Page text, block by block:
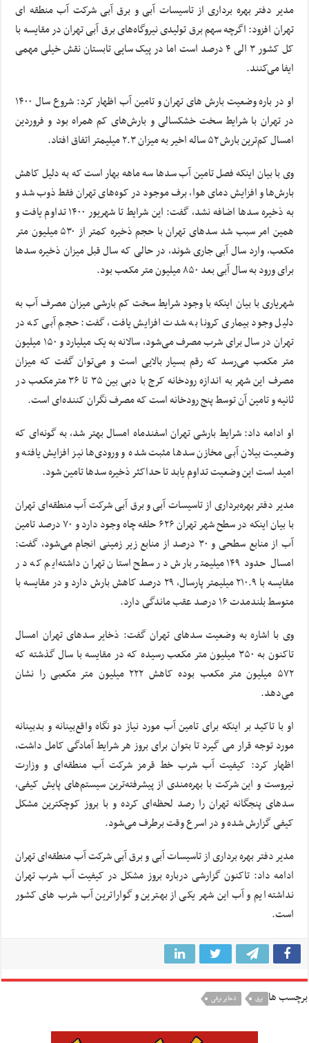
مدیر دفتر بهره برداری از تاسیسات آبی و برق آبی شرکت آب منطقه ای
تهران افزود: اگرچه سهم برق تولیدی نیروگاه‌های برق آبی تهران در مقایسه با
کل کشور ۳ الی ۴ درصد است اما در پیک سایی تابستان نقش خیلی مهمی
ایفا می‌کنند.
او در باره وضعیت بارش های تهران و تامین آب اظهار کرد: شروع سال ۱۴۰۰
در تهران با شرایط سخت خشکسالی و بارش‌های کم همراه بود و فروردین
امسال کم‌ترین بارش ۵۲ ساله اخیر به میزان ۲.۳ میلیمتر اتفاق افتاد.
وی با بیان اینکه فصل تامین آب سدها سه ماهه بهار است که به دلیل کاهش
بارش‌ها و افزایش دمای هوا، برف موجود در کوه‌های تهران فقط ذوب شد و
به ذخیره سدها اضافه نشد، گفت: این شرایط تا شهریور ۱۴۰۰ تداوم یافت و
همین امر سبب شد سدهای تهران با حجم ذخیره کمتر از ۵۳۰ میلیون متر
مکعب، وارد سال آبی جاری شوند، در حالی که سال قبل میزان ذخیره سدها
برای ورود به سال آبی بعد ۸۵۰ میلیون متر مکعب بود.
شهریاری با بیان اینکه با وجود شرایط سخت کم بارشی میزان مصرف آب به
دلیل وجود بیماری کرونا به شدت افزایش یافت، گفت: حجم آبی که در
تهران در سال برای شرب مصرف می‌شود، سالانه به یک میلیارد و ۱۵۰ میلیون
متر مکعب می‌رسد که رقم بسیار بالایی است و می‌توان گفت که میزان
مصرف این شهر به اندازه رودخانه کرج با دبی بین ۳۵ تا ۳۶ مترمکعب در
ثانیه و تامین آن توسط پنج رودخانه است که مصرف نگران کننده‌ای است.
او ادامه داد: شرایط بارشی تهران اسفندماه امسال بهتر شد، به گونه‌ای که
وضعیت بیلان آبی مخازن سدها مثبت شده و ورودی‌ها نیز افزایش یافته و
امید است این وضعیت تداوم یابد تا حداکثر ذخیره سدها تامین شود.
مدیر دفتر بهره‌برداری از تاسیسات آبی و برق آبی شرکت آب منطقه‌ای تهران
با بیان اینکه در سطح شهر تهران ۶۲۶ حلقه چاه وجود دارد و ۷۰ درصد تامین
آب از منابع سطحی و ۳۰ درصد از منابع زیر زمینی انجام می‌شود، گفت:
امسال حدود ۱۴۹ میلیمتر بارش در سطح استان تهران داشته‌ایم که در
مقایسه با ۲۱۰.۹ میلیمتر پارسال، ۲۹ درصد کاهش بارش دارد و در مقایسه با
متوسط بلندمدت ۱۶ درصد عقب ماندگی دارد.
وی با اشاره به وضعیت سدهای تهران گفت: ذخایر سدهای تهران امسال
تاکنون به ۳۵۰ میلیون متر مکعب رسیده که در مقایسه با سال گذشته که
۵۷۲ میلیون متر مکعب بوده کاهش ۲۲۲ میلیون متر مکعبی را نشان
می‌دهد.
او با تاکید بر اینکه برای تامین آب مورد نیاز دو نگاه واقع‌بینانه و بدبینانه
مورد توجه قرار می گیرد تا بتوان برای بروز هر شرایط آمادگی کامل داشت،
اظهار کرد: کیفیت آب شرب خط قرمز شرکت آب منطقه‌ای و وزارت
نیروست و این شرکت با بهره‌مندی از پیشرفته‌ترین سیستم‌های پایش کیفی،
سدهای پنجگانه تهران را رصد لحظه‌ای کرده و با بروز کوچکترین مشکل
کیفی گزارش شده و در اسرع وقت برطرف می‌شود.
مدیر دفتر بهره برداری از تاسیسات آبی و برق آبی شرکت آب منطقه‌ای تهران
ادامه داد: تاکنون گزارشی درباره بروز مشکل در کیفیت آب شرب تهران
نداشته‌ایم و آب این شهر یکی از بهترین و گواراترین آب شرب های کشور
است.
برچسب ها برق ذخایر برقی